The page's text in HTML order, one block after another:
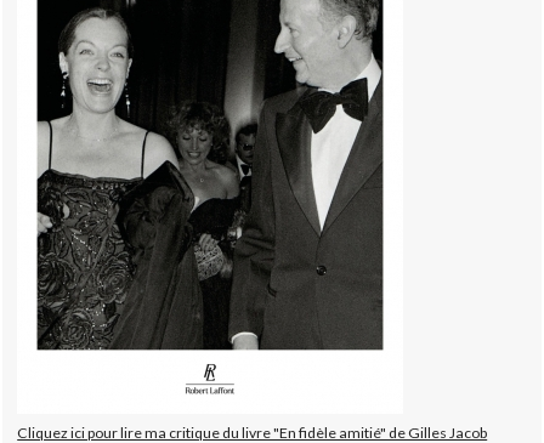
Cliquez ici pour lire ma critique du livre "En fidèle amitié" de Gilles Jacob